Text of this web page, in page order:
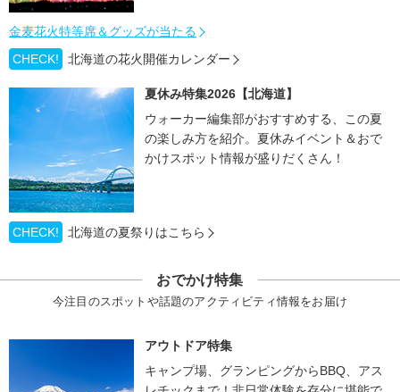
金麦花火特等席＆グッズが当たる
CHECK!
北海道の花火開催カレンダー
夏休み特集2026【北海道】
ウォーカー編集部がおすすめする、この夏
の楽しみ方を紹介。夏休みイベント＆おで
かけスポット情報が盛りだくさん！
CHECK! 北海道の夏祭りはこちら
おでかけ特集
今注目のスポットや話題のアクティビティ情報をお届け
アウトドア特集
キャンプ場、グランピングからBBQ、アス